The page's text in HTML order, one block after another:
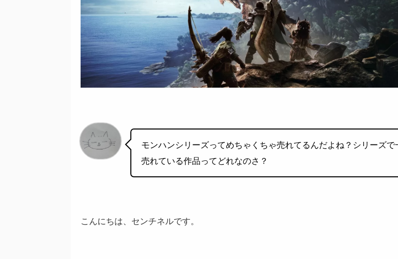
モンハンシリーズってめちゃくちゃ売れてるんだよね？シリーズで
売れている作品ってどれなのさ？
こんにちは、センチネルです。